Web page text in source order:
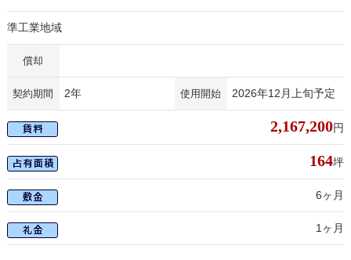
準工業地域
償却
契約期間 2年 使用開始 2026年12月上旬予定
2,167,200円
164坪
6ヶ月
1ヶ月